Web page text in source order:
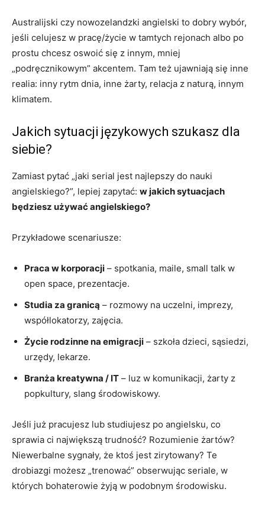
Australijski czy nowozelandzki angielski to dobry wybór,
jeśli celujesz w pracę/życie w tamtych rejonach albo po
prostu chcesz oswoić się z innym, mniej
„podręcznikowym” akcentem. Tam też ujawniają się inne
realia: inny rytm dnia, inne żarty, relacja z naturą, innym
klimatem.
Jakich sytuacji językowych szukasz dla
siebie?
Zamiast pytać „jaki serial jest najlepszy do nauki
angielskiego?”, lepiej zapytać: w jakich sytuacjach
będziesz używać angielskiego?
Przykładowe scenariusze:
Praca w korporacji – spotkania, maile, small talk w
open space, prezentacje.
Studia za granicą – rozmowy na uczelni, imprezy,
współlokatorzy, zajęcia.
Życie rodzinne na emigracji – szkoła dzieci, sąsiedzi,
urzędy, lekarze.
Branża kreatywna / IT – luz w komunikacji, żarty z
popkultury, slang środowiskowy.
Jeśli już pracujesz lub studiujesz po angielsku, co
sprawia ci największą trudność? Rozumienie żartów?
Niewerbalne sygnały, że ktoś jest zirytowany? Te
drobiazgi możesz „trenować” obserwując seriale, w
których bohaterowie żyją w podobnym środowisku.